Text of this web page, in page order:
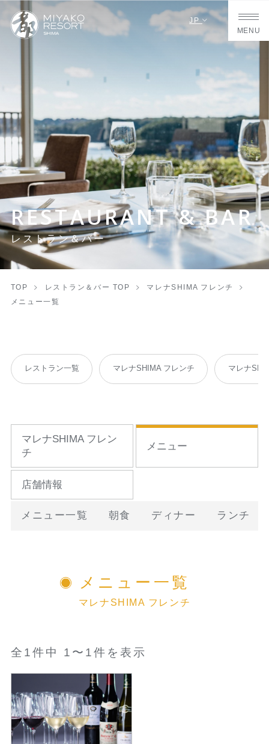
JP
MENU
RESTAURANT & BAR
レストラン＆バー
TOP レストラン＆バー TOP
マレナSHIMA フレンチ
メニュー一覧
レストラン一覧 マレナSHIMA フレンチ マレナ
マレナSHIMA フレン
チ
メニュー
店舗情報
メニュー一覧 朝食 ディナー ランチ
メニュー一覧
マレナSHIMA フレンチ
全1件中 1〜1件を表示